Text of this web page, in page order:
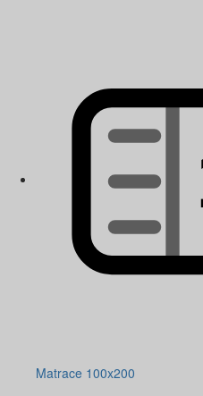
Matrace 100x200